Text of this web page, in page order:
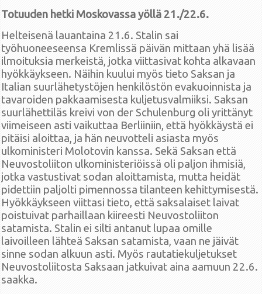
Totuuden hetki Moskovassa yöllä 21./22.6.
Helteisenä lauantaina 21.6. Stalin sai
työhuoneeseensa Kremlissä päivän mittaan yhä lisää
ilmoituksia merkeistä, jotka viittasivat kohta alkavaan
hyökkäykseen. Näihin kuului myös tieto Saksan ja
Italian suurlähetystöjen henkilöstön evakuoinnista ja
tavaroiden pakkaamisesta kuljetusvalmiiksi. Saksan
suurlähettiläs kreivi von der Schulenburg oli yrittänyt
viimeiseen asti vaikuttaa Berliiniin, että hyökkäystä ei
pitäisi aloittaa, ja hän neuvotteli asiasta myös
ulkoministeri Molotovin kanssa. Sekä Saksan että
Neuvostoliiton ulkoministeriöissä oli paljon ihmisiä,
jotka vastustivat sodan aloittamista, mutta heidät
pidettiin paljolti pimennossa tilanteen kehittymisestä.
Hyökkäykseen viittasi tieto, että saksalaiset laivat
poistuivat parhaillaan kiireesti Neuvostoliiton
satamista. Stalin ei silti antanut lupaa omille
laivoilleen lähteä Saksan satamista, vaan ne jäivät
sinne sodan alkuun asti. Myös rautatiekuljetukset
Neuvostoliitosta Saksaan jatkuivat aina aamuun 22.6.
saakka.